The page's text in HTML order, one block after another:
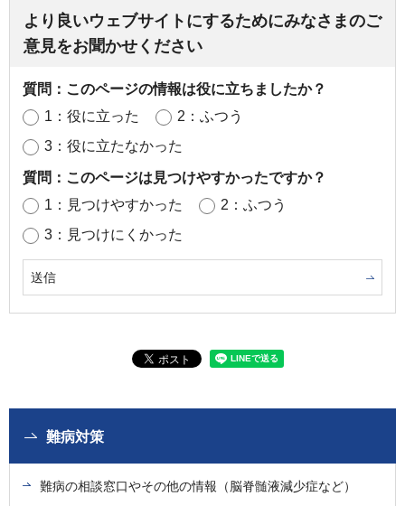
より良いウェブサイトにするためにみなさまのご
意見をお聞かせください
質問：このページの情報は役に立ちましたか？
1：役に立った
2：ふつう
3：役に立たなかった
質問：このページは見つけやすかったですか？
1：見つけやすかった
2：ふつう
3：見つけにくかった
難病対策
難病の相談窓口やその他の情報（脳脊髄液減少症など）